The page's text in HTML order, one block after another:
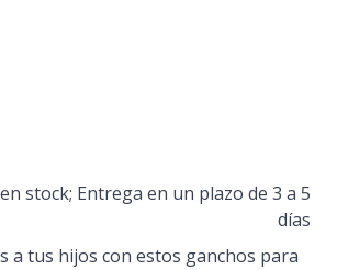
stock; Entrega en un plazo de 3 a 5
días
a tus hijos con estos ganchos para